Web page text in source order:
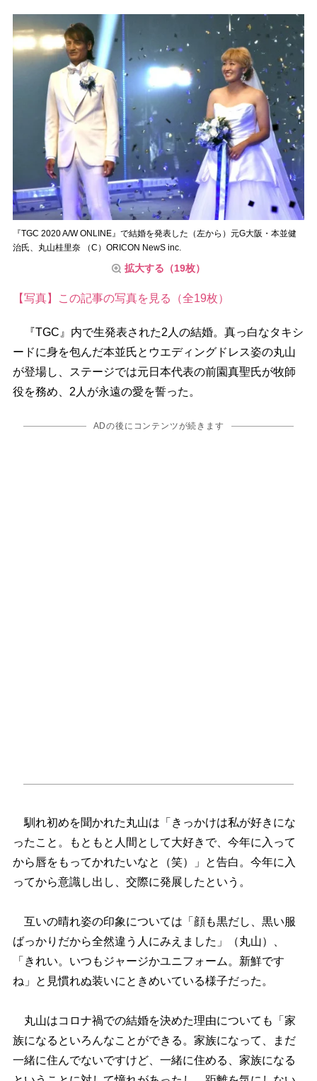
『TGC 2020 A/W ONLINE』で結婚を発表した（左から）元G大阪・本並健
治氏、丸山桂里奈 （C）ORICON NewS inc.
拡大する（19枚）
【写真】この記事の写真を見る（全19枚）
『TGC』内で生発表された2人の結婚。真っ白なタキシ
ードに身を包んだ本並氏とウエディングドレス姿の丸山
が登場し、ステージでは元日本代表の前園真聖氏が牧師
役を務め、2人が永遠の愛を誓った。
ADの後にコンテンツが続きます
馴れ初めを聞かれた丸山は「きっかけは私が好きにな
ったこと。もともと人間として大好きで、今年に入って
から唇をもってかれたいなと（笑）」と告白。今年に入
ってから意識し出し、交際に発展したという。
互いの晴れ姿の印象については「顔も黒だし、黒い服
ばっかりだから全然違う人にみえました」（丸山）、
「きれい。いつもジャージかユニフォーム。新鮮です
ね」と見慣れぬ装いにときめいている様子だった。
丸山はコロナ禍での結婚を決めた理由についても「家
族になるといろんなことができる。家族になって、まだ
一緒に住んでないですけど、一緒に住める、家族になる